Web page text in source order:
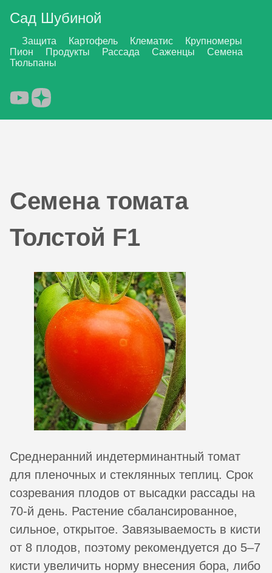
Сад Шубиной
Защита Картофель Клематис
Крупномеры
Пион
Продукты Рассада Саженцы
Семена
Тюльпаны
Семена томата
Толстой F1
Среднеранний индетерминантный томат
для пленочных и стеклянных теплиц. Срок
созревания плодов от высадки рассады на
70-й день. Растение сбалансированное,
сильное, открытое. Завязываемость в кисти
от 8 плодов, поэтому рекомендуется до 5–7
кисти увеличить норму внесения бора, либо